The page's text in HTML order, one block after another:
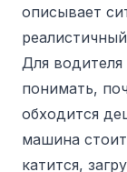
описывает
Для
понимать,
обходится
машина
катится,